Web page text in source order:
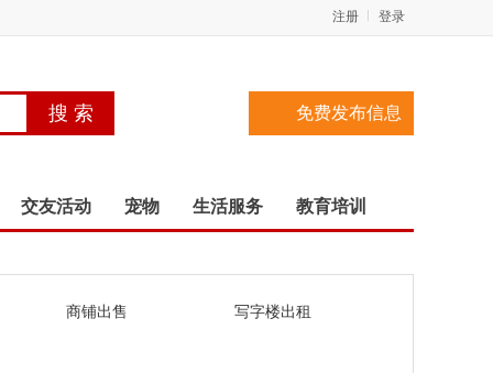
登录
注册
免费发布信息
交友活动 宠物 生活服务 教育培训
商铺出售 写字楼出租